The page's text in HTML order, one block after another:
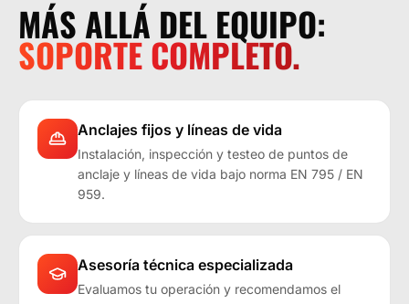
MÁS ALLÁ DEL EQUIPO:
SOPORTE COMPLETO.
Anclajes fijos y líneas de vida
Instalación, inspección y testeo de puntos de
anclaje y líneas de vida bajo norma EN 795 / EN
959.
Asesoría técnica especializada
Evaluamos tu operación y recomendamos el